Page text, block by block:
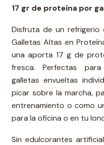
17 gr de proteína por
Disfruta de un
Galletas Altas en
una aporta 17 g de
fresca. Perfectas
galletas envueltas
picar sobre la marcha,
entrenamiento o como
para la oficina o en tu
Sin edulcorantes